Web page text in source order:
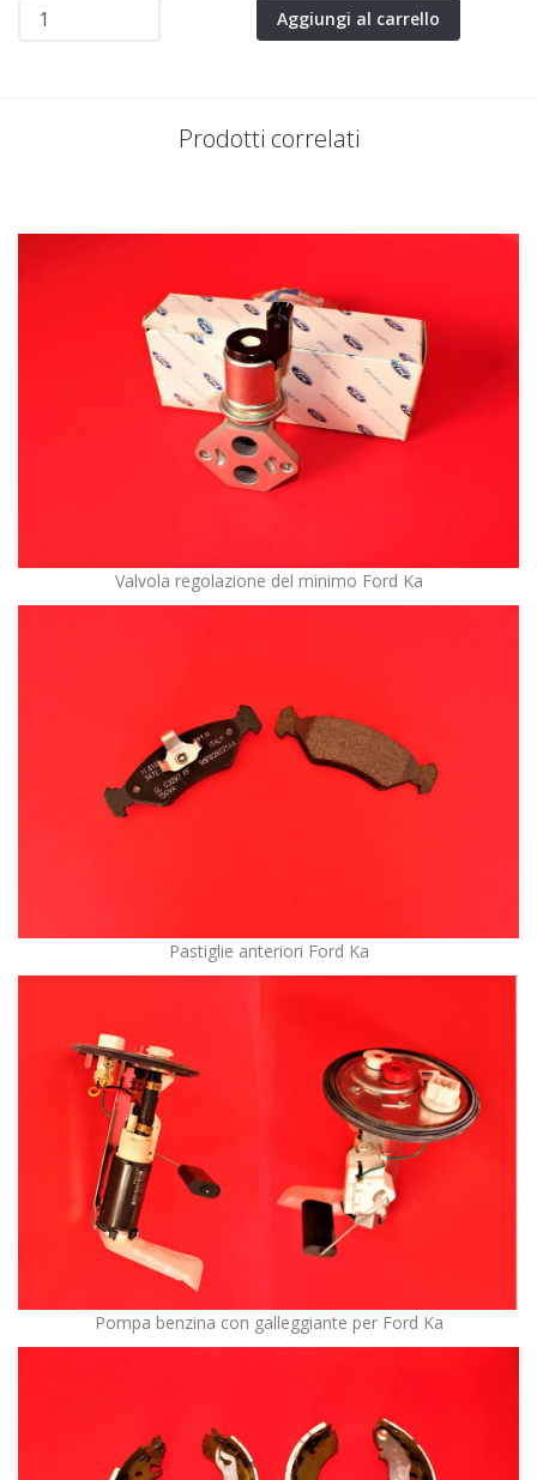
Aggiungi al carrello
Prodotti correlati
Valvola regolazione del minimo Ford Ka
Pastiglie anteriori Ford Ka
Pompa benzina con galleggiante per Ford Ka